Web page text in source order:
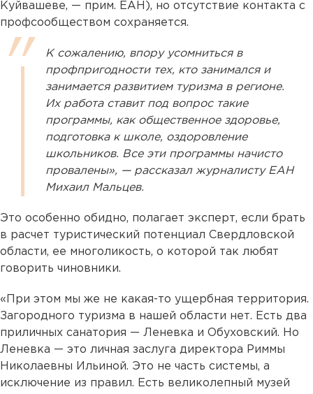
Куйвашеве, — прим. ЕАН), но отсутствие контакта с
профсообществом сохраняется.
К сожалению, впору усомниться в
профпригодности тех, кто занимался и
занимается развитием туризма в регионе.
Их работа ставит под вопрос такие
программы, как общественное здоровье,
подготовка к школе, оздоровление
школьников. Все эти программы начисто
провалены», — рассказал журналисту ЕАН
Михаил Мальцев.
Это особенно обидно, полагает эксперт, если брать
в расчет туристический потенциал Свердловской
области, ее многоликость, о которой так любят
говорить чиновники.
«При этом мы же не какая-то ущербная территория.
Загородного туризма в нашей области нет. Есть два
приличных санатория — Леневка и Обуховский. Но
Леневка — это личная заслуга директора Риммы
Николаевны Ильиной. Это не часть системы, а
исключение из правил. Есть великолепный музей